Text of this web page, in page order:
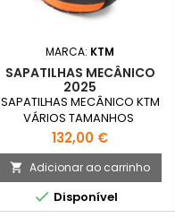
MARCA: KTM
SAPATILHAS MECÂNICO
2025
SAPATILHAS MECÂNICO KTM
VÁRIOS TAMANHOS
Preço
132,00 €
 Adicionar ao carrinho
 Disponível